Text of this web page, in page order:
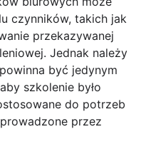
czynników, takich jak
przekazywanej
Jednak należy
być jedynym
szkolenie było
do potrzeb
przez